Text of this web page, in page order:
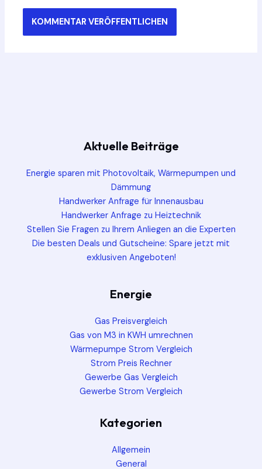
Aktuelle Beiträge
Energie sparen mit Photovoltaik, Wärmepumpen und
Dämmung
Handwerker Anfrage für Innenausbau
Handwerker Anfrage zu Heiztechnik
Stellen Sie Fragen zu Ihrem Anliegen an die Experten
Die besten Deals und Gutscheine: Spare jetzt mit
exklusiven Angeboten!
Energie
Gas Preisvergleich
Gas von M3 in KWH umrechnen
Wärmepumpe Strom Vergleich
Strom Preis Rechner
Gewerbe Gas Vergleich
Gewerbe Strom Vergleich
Kategorien
Allgemein
General